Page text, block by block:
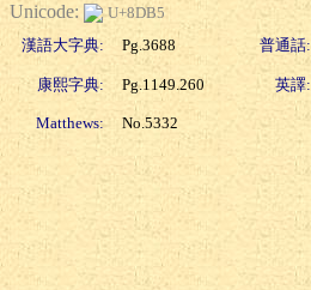
Unicode:
U+8DB5
漢語大字典:
Pg.3688 普通話:
康熙字典: Pg.1149.260 英譯:
Matthews: No.5332